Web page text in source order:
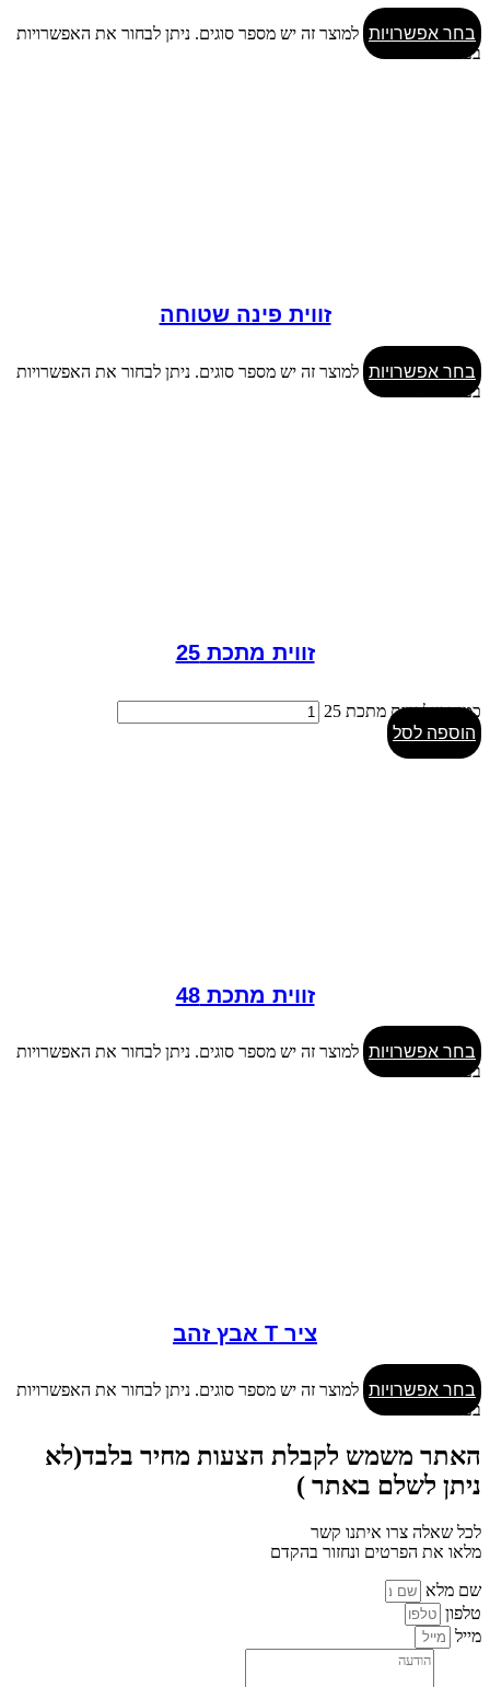
בחר אפשרויות למוצר זה יש מספר סוגים. ניתן לבחור את האפשרויות
בעמוד המוצר
זווית פינה שטוחה
בחר אפשרויות למוצר זה יש מספר סוגים. ניתן לבחור את האפשרויות
בעמוד המוצר
זווית מתכת 25
כמות של זווית מתכת 25
הוספה לסל
זווית מתכת 48
בחר אפשרויות למוצר זה יש מספר סוגים. ניתן לבחור את האפשרויות
בעמוד המוצר
ציר T אבץ זהב
בחר אפשרויות למוצר זה יש מספר סוגים. ניתן לבחור את האפשרויות
בעמוד המוצר
האתר משמש לקבלת הצעות מחיר בלבד(לא
ניתן לשלם באתר )
לכל שאלה צרו איתנו קשר
מלאו את הפרטים ונחזור בהקדם
שם מלא
טלפון
מייל